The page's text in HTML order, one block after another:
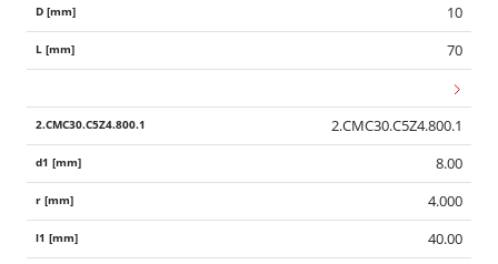
10
70
2.CMC30.C5Z4.800.1
8.00
4.000
40.00